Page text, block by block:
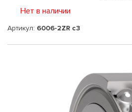
Нет в наличии
Артикул: 6006-2ZR c3